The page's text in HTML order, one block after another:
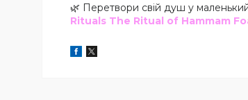
🌿 Перетвори свій душ у
Rituals The Ritual of Hammam